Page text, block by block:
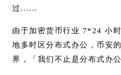
过......
由于加密货币行业 7*24 小
地多时区分布式办公，币安
界，「我们不止是分布式办